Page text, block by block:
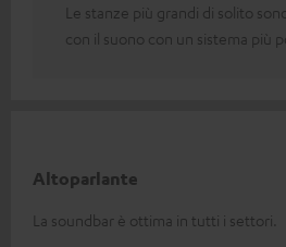
Le stanze più grandi di solito
con il suono con un sistema più
Altoparlante
La soundbar è ottima in tutti i settori.